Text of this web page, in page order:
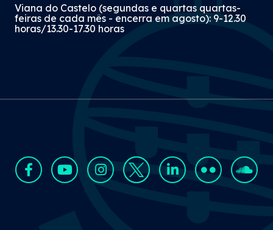
Viana do Castelo (segundas e quartas quartas-
feiras de cada mês - encerra em agosto): 9-12.30
horas/13.30-17.30 horas